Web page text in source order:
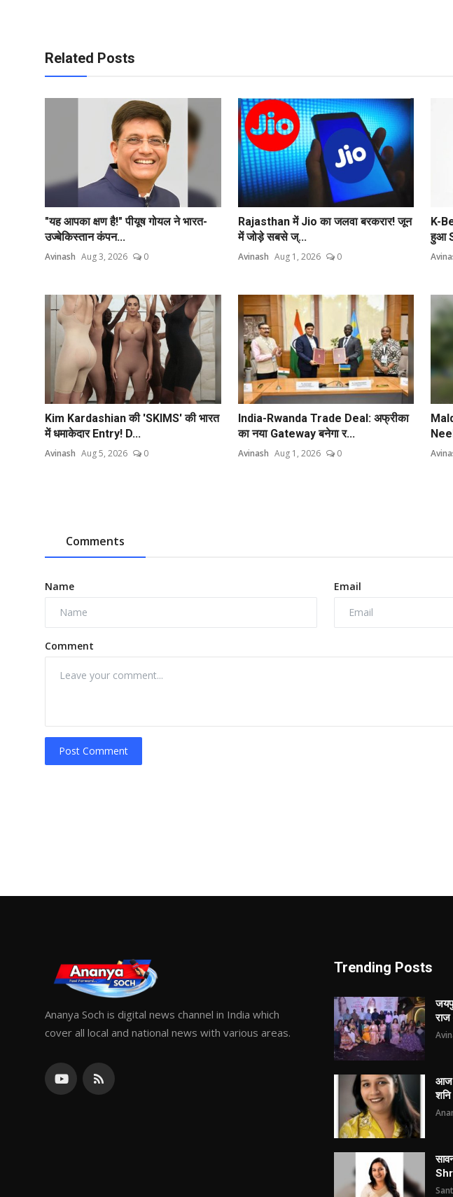
Related Posts
"यह आपका क्षण है!" पीयूष गोयल ने भारत-
उज्बेकिस्तान कंपन...
Avinash Aug 3, 2026 0
Rajasthan में Jio का जलवा बरकरार! जून
में जोड़े सबसे ज्...
Avinash Aug 1, 2026 0
K-
हुआ
Kim Kardashian की 'SKIMS' की भारत
में धमाकेदार Entry! D...
Avinash Aug 5, 2026 0
India-Rwanda Trade Deal: अफ्रीका
का नया Gateway बनेगा र...
Avinash Aug 1, 2026 0
Comments
Name Email
Comment
Post Comment
Ananya Soch is digital news channel in India which
cover all local and national news with various areas.
Trending Posts
आज